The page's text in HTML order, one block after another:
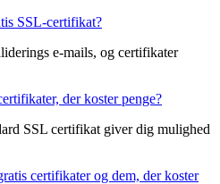
SSL-certifikat?
e-mails, og certifikater
der koster penge?
SSL certifikat giver dig mulighed
certifikater og dem, der koster